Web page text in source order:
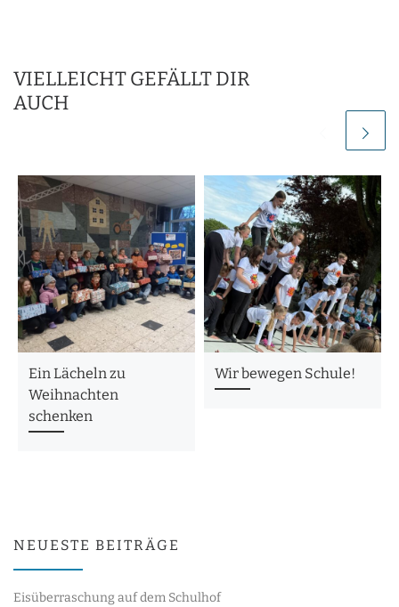
VIELLEICHT GEFÄLLT DIR
AUCH
Ein Lächeln zu
Weihnachten
schenken
Wir bewegen Schule!
NEUESTE BEITRÄGE
Eisüberraschung auf dem Schulhof